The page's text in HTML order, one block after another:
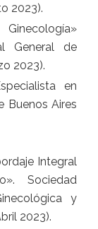
2023).
General de
2023).
en
Buenos Aires
Integral
Sociedad
y
2023).